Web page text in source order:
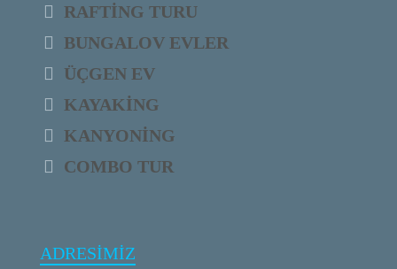
RAFTİNG TURU
BUNGALOV EVLER
ÜÇGEN EV
KAYAKİNG
KANYONİNG
COMBO TUR
ADRESİMİZ